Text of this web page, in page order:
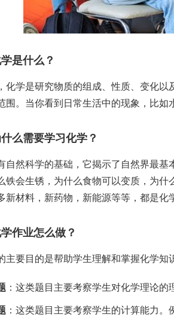
是什么？
化学是研究物质的组成、性质、变化
围。当你看到日常生活中的现象，比
么需要学习化学？
自然科学的基础，它揭示了自然界最
铁会生锈，为什么食物可以变质，为
新材料，新药物，新能源等等，都是化
作业怎么做？
主要目的是帮助学生理解和掌握化学知
：这类题目主要考察学生对化学理论
：这类题目主要考察学生的计算能力